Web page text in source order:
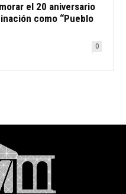
el 20 aniversario
como “Pueblo
0